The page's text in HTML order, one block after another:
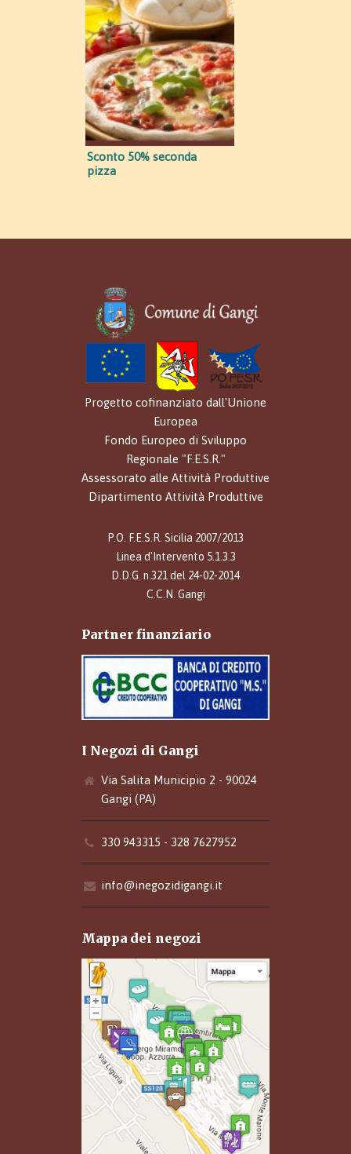
Menù turistico 18 €
Sconto 50% seconda
pizza
Progetto cofinanziato dall'Unione
Europea
Fondo Europeo di Sviluppo
Regionale "F.E.S.R."
Assessorato alle Attività Produttive
Dipartimento Attività Produttive
P.O. F.E.S.R. Sicilia 2007/2013
Linea d'Intervento 5.1.3.3
D.D.G. n.321 del 24-02-2014
C.C.N. Gangi
Partner finanziario
I Negozi di Gangi
Via Salita Municipio 2 - 90024
Gangi (PA)
330 943315 - 328 7627952
info@inegozidigangi.it
Mappa dei negozi